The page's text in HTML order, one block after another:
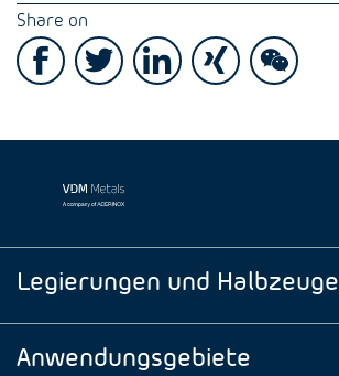
Share on
Legierungen und Halbzeuge
Anwendungsgebiete